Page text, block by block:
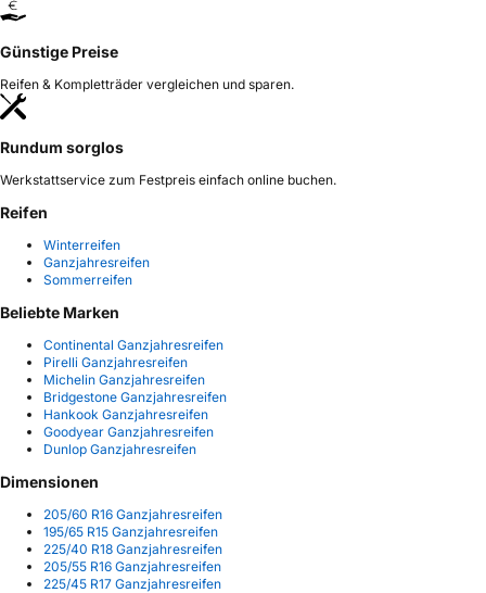
Günstige Preise
Reifen & Kompletträder vergleichen und sparen.
Rundum sorglos
Werkstattservice zum Festpreis einfach online buchen.
Reifen
Winterreifen
Ganzjahresreifen
Sommerreifen
Beliebte Marken
Continental Ganzjahresreifen
Pirelli Ganzjahresreifen
Michelin Ganzjahresreifen
Bridgestone Ganzjahresreifen
Hankook Ganzjahresreifen
Goodyear Ganzjahresreifen
Dunlop Ganzjahresreifen
Dimensionen
205/60 R16 Ganzjahresreifen
195/65 R15 Ganzjahresreifen
225/40 R18 Ganzjahresreifen
205/55 R16 Ganzjahresreifen
225/45 R17 Ganzjahresreifen